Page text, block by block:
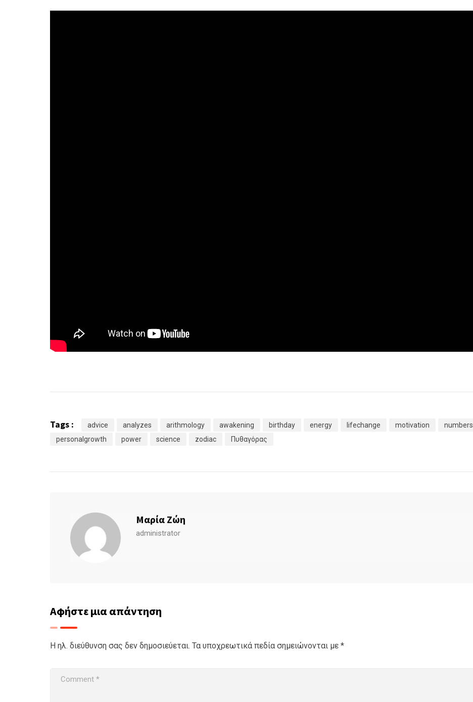
Tags : advice analyzes arithmology awakening birthday energy lifechange motivation numbers
personalgrowth
power science zodiac Πυθαγόρας
Μαρία Ζώη
administrator
Αφήστε μια απάντηση
Η ηλ. διεύθυνση σας δεν δημοσιεύεται. Τα υποχρεωτικά πεδία σημειώνονται με *